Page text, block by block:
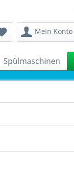
Mein Konto
Spülmaschinen